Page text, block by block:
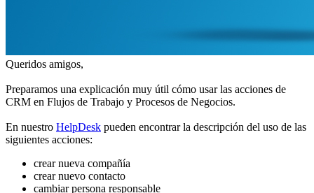
Queridos amigos,
Preparamos una explicación muy útil cómo usar las acciones de
CRM en Flujos de Trabajo y Procesos de Negocios.
En nuestro HelpDesk pueden encontrar la descripción del uso de las
siguientes acciones:
crear nueva compañía
crear nuevo contacto
cambiar persona responsable